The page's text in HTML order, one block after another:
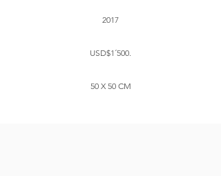
2017
USD$1´500.
50 X 50 CM